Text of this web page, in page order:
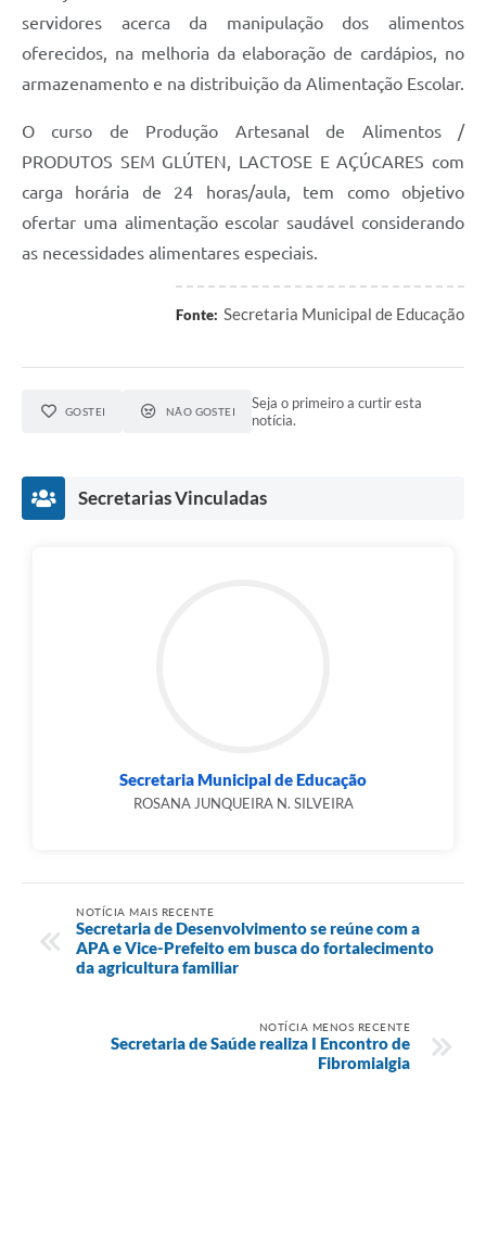
servidores acerca da manipulação dos alimentos
oferecidos, na melhoria da elaboração de cardápios, no
armazenamento e na distribuição da Alimentação Escolar.
O curso de Produção Artesanal de Alimentos /
PRODUTOS SEM GLÚTEN, LACTOSE E AÇÚCARES com
carga horária de 24 horas/aula, tem como objetivo
ofertar uma alimentação escolar saudável considerando
as necessidades alimentares especiais.
Fonte: Secretaria Municipal de Educação
GOSTEI NÃO GOSTEI
Seja o primeiro a curtir esta
notícia.
Secretarias Vinculadas
Secretaria Municipal de Educação
ROSANA JUNQUEIRA N. SILVEIRA
NOTÍCIA MAIS RECENTE
Secretaria de Desenvolvimento se reúne com a
APA e Vice-Prefeito em busca do fortalecimento
da agricultura familiar
NOTÍCIA MENOS RECENTE
Secretaria de Saúde realiza I Encontro de
Fibromialgia